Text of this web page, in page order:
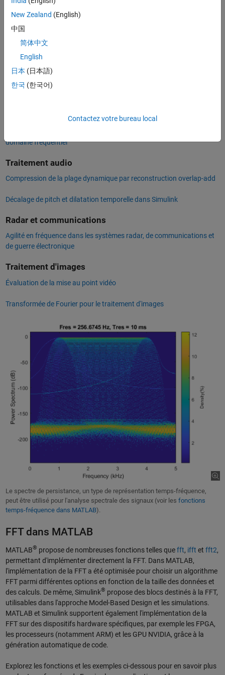
FFT est parfois utilisée comme étape intermédiaire pour des
techniques de traitement du signal plus complexes.
En traitement d'images, la FFT est utilisée pour le filtrage et la
compression d'image. Elle est également utilisée en physique et en
mathématiques pour résoudre les équations aux dérivées partielles
(EDP).
domaine fréquentiel
Traitement audio
Compression de la plage dynamique par reconstruction overlap-add
Décalage de pitch et dilatation temporelle dans Simulink
Radar et communications
Agilité en fréquence dans les systèmes radar, de communications et
de guerre électronique
Traitement d'images
Évaluation de la mise au point vidéo
Transformée de Fourier pour le traitement d'images
Le spectre de persistance, un type de représentation temps-fréquence,
peut être utilisé pour l'analyse spectrale des signaux (voir les fonctions
temps-fréquence dans MATLAB).
FFT dans MATLAB
MATLAB® propose de nombreuses fonctions telles quefft, ifft et fft2,
permettant d'implémenter directement la FFT. Dans MATLAB,
l'implémentation de la FFT a été optimisée pour choisir un algorithme
FFT parmi différentes options en fonction de la taille des données et
des calculs. De même, Simulink® propose des blocs destinés à la FFT,
utilisables dans l'approche Model-Based Design et les simulations.
MATLAB et Simulink supportent également l'implémentation de la
FFT sur des dispositifs hardware spécifiques, par exemple les FPGA,
les processeurs (notamment ARM) et les GPU NVIDIA, grâce à la
génération automatique de code.
Explorez les fonctions et les exemples ci-dessous pour en savoir plus
New Zealand (English)
中国
简体中文
English
日本 (日本語)
한국 (한국어)
Contactez votre bureau local